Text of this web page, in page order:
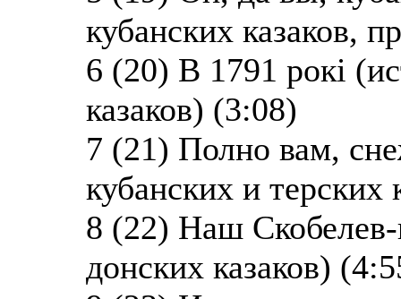
кубанских казаков,
6 (20) В 1791 рокi
казаков) (3:08)
7 (21) Полно вам,
кубанских и терских
8 (22) Наш Скобелев-
донских казаков)